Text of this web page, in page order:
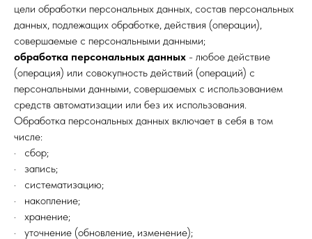
цели обработки персональных данных, состав персональных
данных, подлежащих обработке, действия (операции),
совершаемые с персональными данными;
обработка персональных данных - любое действие
(операция) или совокупность действий (операций) с
персональными данными, совершаемых с использованием
средств автоматизации или без их использования.
Обработка персональных данных включает в себя в том
числе:
· сбор;
· запись;
· систематизацию;
· накопление;
· хранение;
· уточнение (обновление, изменение);